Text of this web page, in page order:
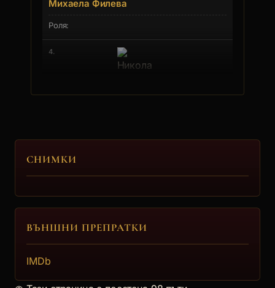
Михаела Филева
4.
Никола Първанов
6.
СНИМКИ
ВЪНШНИ ПРЕПРАТКИ
IMDb